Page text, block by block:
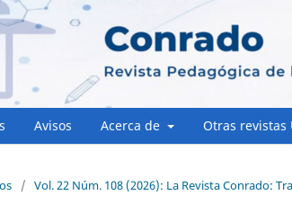
Avisos Acerca de Otras revistas
/ Vol. 22 Núm. 108 (2026): La Revista Conrado: